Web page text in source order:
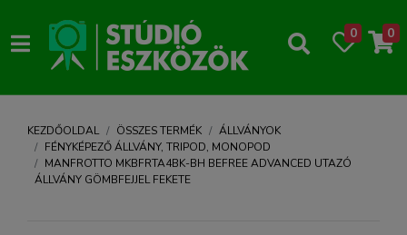
0 0
KEZDŐOLDAL ÖSSZES TERMÉK
ÁLLVÁNYOK
FÉNYKÉPEZŐ ÁLLVÁNY, TRIPOD, MONOPOD
MANFROTTO MKBFRTA4BK-BH BEFREE ADVANCED UTAZÓ
ÁLLVÁNY GÖMBFEJJEL FEKETE